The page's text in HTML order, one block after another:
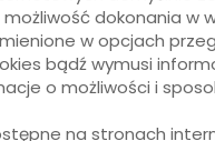
dokonania w
w opcjach
bądź wymusi
o możliwości i
na stronach